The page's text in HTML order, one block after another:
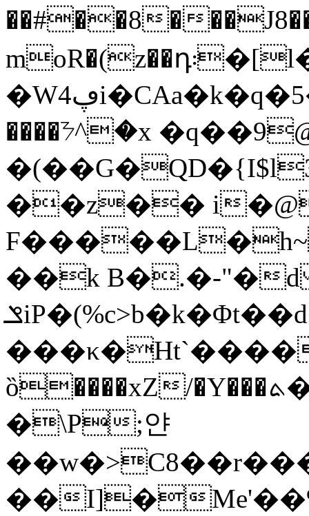
��#��8�
moR�(z��դ܃�[l�5�4
�Wڥ4i�CAa�k�q�5�#*a ˫FTR��wAzk2�d�+�v��T,����Q�[�<�Z"-
����ᜢ^�x
��z�� i
��k B�.�-"�
ݏiP�(%c>b�k�Φt��d���5�S:Uߤc�|�n �?
ȍ����xZ/�Y���ܬ�:�~�~�7w]|
�\P;얀
��I]�